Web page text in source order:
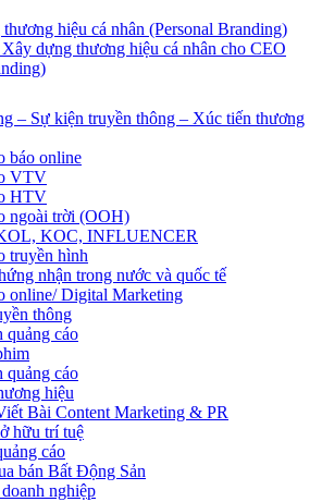
hiệu cá nhân (Personal Branding)
dựng thương hiệu cá nhân cho CEO
– Sự kiện truyền thông – Xúc tiến thương
báo online
VTV
HTV
ngoài trời (OOH)
KOC, INFLUENCER
truyền hình
nhận trong nước và quốc tế
online/ Digital Marketing
thông
quảng cáo
quảng cáo
hiệu
Bài Content Marketing & PR
hữu trí tuệ
cáo
bán Bất Động Sản
nghiệp